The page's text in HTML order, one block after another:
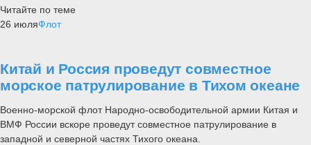
Читайте по теме
26 июляФлот
Китай и Россия проведут совместное
морское патрулирование в Тихом океане
Военно-морской флот Народно-освободительной армии Китая и
ВМФ России вскоре проведут совместное патрулирование в
западной и северной частях Тихого океана.